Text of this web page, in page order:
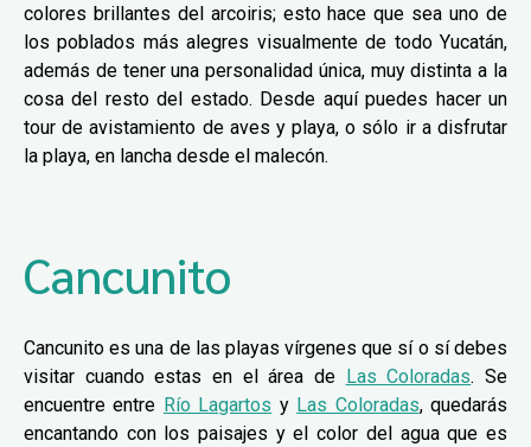
colores brillantes del arcoiris; esto hace que sea uno de
los poblados más alegres visualmente de todo Yucatán,
además de tener una personalidad única, muy distinta a la
cosa del resto del estado. Desde aquí puedes hacer un
tour de avistamiento de aves y playa, o sólo ir a disfrutar
la playa, en lancha desde el malecón.
Cancunito
Cancunito es una de las playas vírgenes que sí o sí debes
visitar cuando estas en el área de
Las Coloradas. Se
encuentre entre Río Lagartos y Las Coloradas, quedarás
encantando con los paisajes y el color del agua que es